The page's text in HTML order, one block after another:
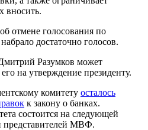
вносить.
отмене голосования по
достаточно голосов.
Разумков может
на утверждение президенту.
комитету осталось
к закону о банках.
состоится на следующей
представителей МВФ.